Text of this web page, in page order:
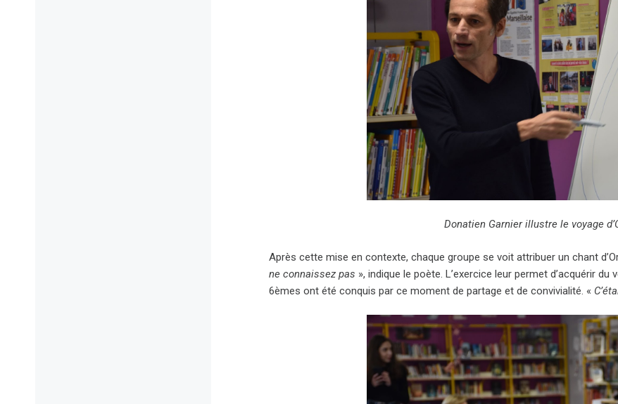
Donatien Garnier illustre le voyage
Après cette mise en contexte, chaque groupe se voit attribuer un chant
ne connaissez pas », indique le poète. L’exercice leur permet d’acquérir
6èmes ont été conquis par ce moment de partage et de convivialité. «